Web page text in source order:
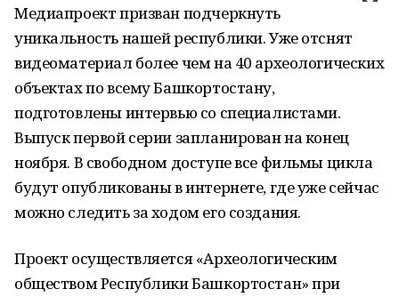
Медиапроект призван подчеркнуть
уникальность нашей республики. Уже отснят
видеоматериал более чем на 40 археологических
объектах по всему Башкортостану,
подготовлены интервью со специалистами.
Выпуск первой серии запланирован на конец
ноября. В свободном доступе все фильмы цикла
будут опубликованы в интернете, где уже сейчас
можно следить за ходом его создания.
Проект осуществляется «Археологическим
обществом Республики Башкортостан» при